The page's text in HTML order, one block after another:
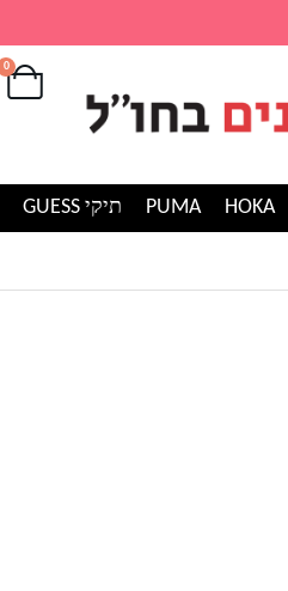
0
HOKA
PUMA תיקי GUESS